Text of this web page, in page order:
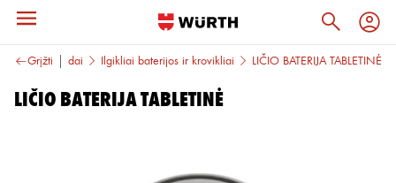
Grįžti
Kiti priedai Ilgikliai baterijos ir krovikliai LIČIO BATERIJA TABLETINĖ
LIČIO BATERIJA TABLETINĖ